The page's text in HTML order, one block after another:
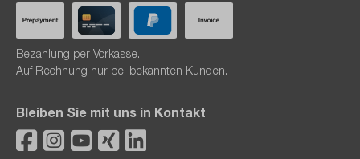
Bezahlung per Vorkasse.
Auf Rechnung nur bei bekannten Kunden.
Bleiben Sie mit uns in Kontakt